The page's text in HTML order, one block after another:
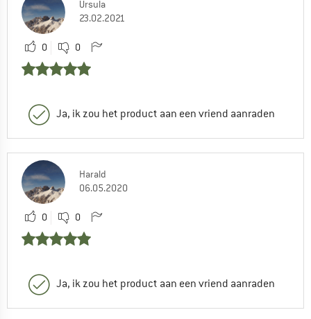
Ursula
23.02.2021
0 0
Ja, ik zou het product aan een vriend aanraden
Harald
06.05.2020
0 0
Ja, ik zou het product aan een vriend aanraden